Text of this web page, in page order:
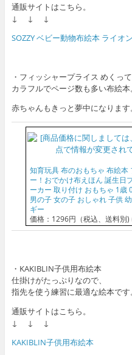
通販サイトはこちら。
↓ ↓ ↓
SOZZY ベビー動物布絵本 ライオ
・フィッシャープライス めくっ
カラフルでページ数も多い布絵本。
赤ちゃんもきっと夢中になります。
知育玩具 布のおもちゃ 布絵
ー！おでかけ布えほん 誕生日
ーカー 取り付け おもちゃ 1歳
男の子 女の子 おしゃれ 子供
ギー
価格：1296円（税込、送料別)
・KAKIBLIN子供用布絵本
仕掛けがたっぷりなので、
指先を使う練習に最適な絵本です。
通販サイトはこちら。
↓ ↓ ↓
KAKIBLIN子供用布絵本